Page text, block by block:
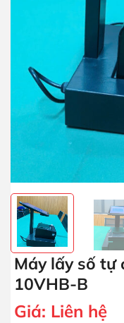
Máy lấy số tự
10VHB-B
Giá: Liên hệ